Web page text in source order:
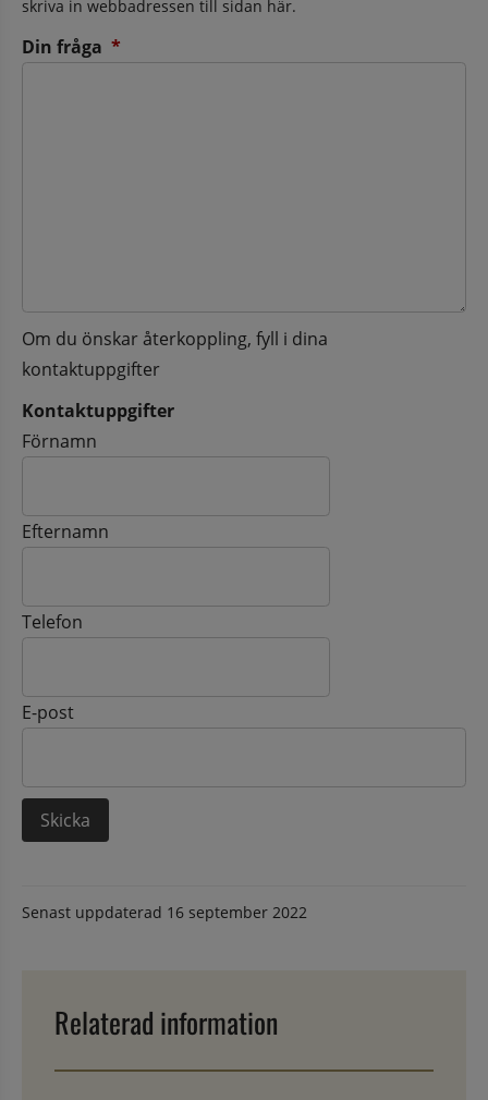
skriva in webbadressen till sidan här.
Din fråga *
Om du önskar återkoppling, fyll i dina
kontaktuppgifter
Kontaktuppgifter
Kontaktuppgifter
Förnamn
Efternamn
Telefon
E-post
Senast uppdaterad 16 september 2022
Relaterad information